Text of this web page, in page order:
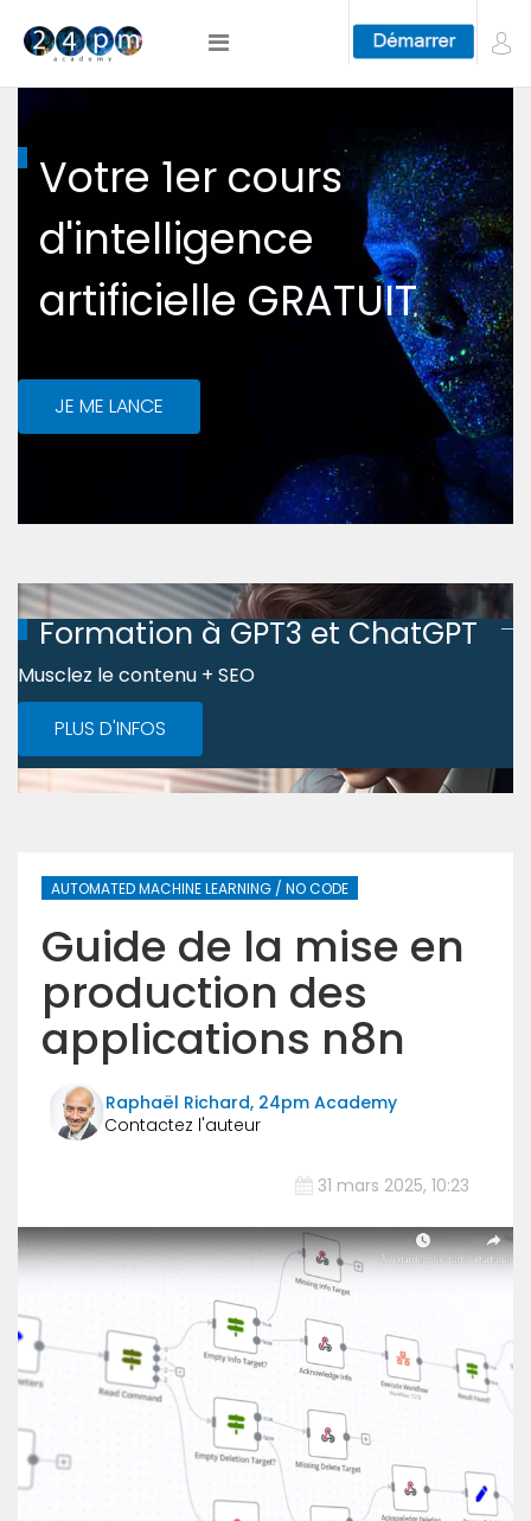
Votre 1er cours
d'intelligence
artificielle GRATUIT
JE ME LANCE
Formation à GPT3 et ChatGPT
Musclez le contenu + SEO
PLUS D'INFOS
AUTOMATED MACHINE LEARNING / NO CODE
Guide de la mise en
production des
applications n8n
Raphaël Richard, 24pm Academy
31 mars 2025, 10:23